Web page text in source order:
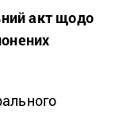
акт щодо